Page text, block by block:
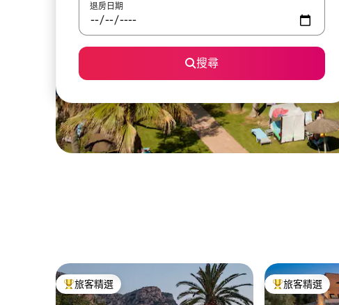
退房日期
搜尋
旅客精選榜首
旅客精選 旅客精選榜首
旅客精選